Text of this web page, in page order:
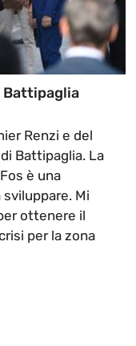
Battipaglia
Renzi e del
Battipaglia. La
è una
Mi
ottenere il
per la zona